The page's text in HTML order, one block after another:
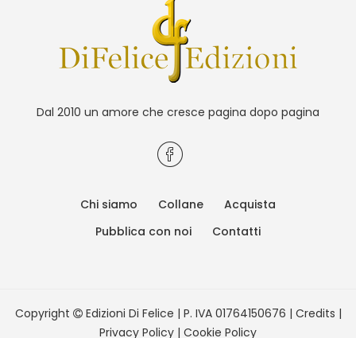
Dal 2010 un amore che cresce pagina dopo pagina
Chi siamo Collane
Acquista
Pubblica con noi
Contatti
Copyright Edizioni Di Felice | P. IVA 01764150676 | Credits |
Privacy Policy | Cookie Policy